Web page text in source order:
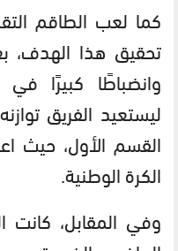
كما لعب الطاقم
تحقيق هذا الهدف،
وانضباطًا كبيرًا
ليستعيد الفريق
القسم الأول، حيث
الكرة الوطنية.
وفي المقابل، كانت